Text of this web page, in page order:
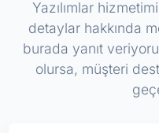
Yazılımlar
detaylar hakkında
burada yanıt
olursa, müşteri